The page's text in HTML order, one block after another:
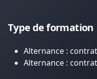
Type de formation
Alternance :
Alternance :